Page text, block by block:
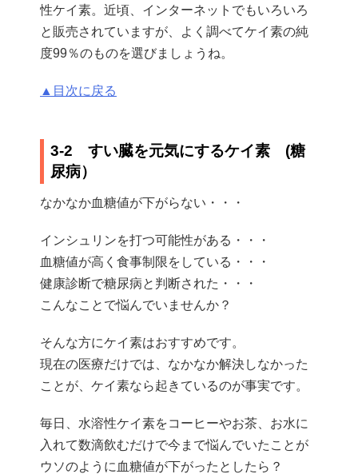
性ケイ素。近頃、インターネットでもいろいろ
と販売されていますが、よく調べてケイ素の純
度99％のものを選びましょうね。
▲目次に戻る
3‐2 すい臓を元気にするケイ素 (糖
尿病）
なかなか血糖値が下がらない・・・
インシュリンを打つ可能性がある・・・
血糖値が高く食事制限をしている・・・
健康診断で糖尿病と判断された・・・
こんなことで悩んでいませんか？
そんな方にケイ素はおすすめです。
現在の医療だけでは、なかなか解決しなかった
ことが、ケイ素なら起きているのが事実です。
毎日、水溶性ケイ素をコーヒーやお茶、お水に
入れて数滴飲むだけで今まで悩んでいたことが
ウソのように血糖値が下がったとしたら？